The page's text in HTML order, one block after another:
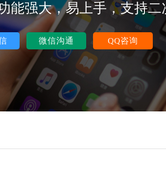
能强大，易上手，支持二
微信沟通 QQ咨询